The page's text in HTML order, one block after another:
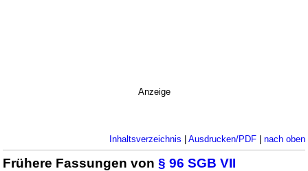
Anzeige
Inhaltsverzeichnis | Ausdrucken/PDF| nach oben
Frühere Fassungen von§ 96 SGB VII